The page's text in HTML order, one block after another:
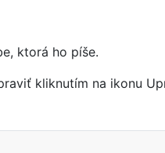
ktorá ho píše.
kliknutím na ikonu